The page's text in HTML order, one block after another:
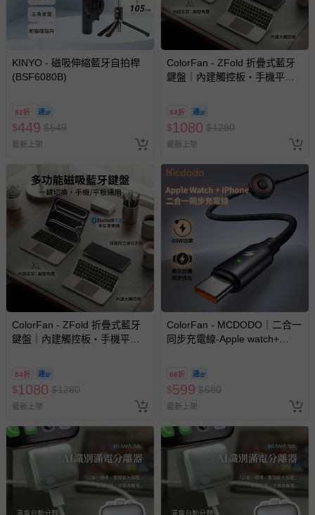
KINYO - 磁吸伸縮藍牙自拍桿
(BSF6080B)
82折
$449 $549
最新上架
ColorFan - ZFold 折疊式藍牙
鍵盤｜內建觸控板・手機平板
84折
$1080 $1280
最新上架
ColorFan - ZFold 折疊式藍牙
鍵盤｜內建觸控板・手機平板
84折
$1080 $1280
最新上架
ColorFan - MCDODO｜二合一
同步充電線-Apple watch+
88折
$599 $680
最新上架